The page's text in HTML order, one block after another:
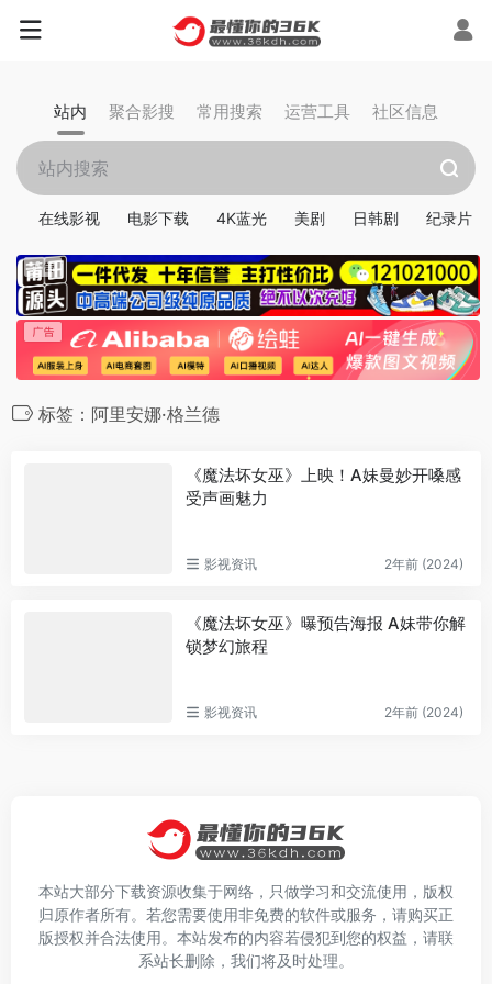
站内 聚合影搜 常用搜索 运营工具 社区信息
在线影视 电影下载 4K蓝光 美剧 日韩剧 纪录片
标签：阿里安娜·格兰德
《魔法坏女巫》上映！A妹曼妙开嗓感
受声画魅力
影视资讯 2年前 (2024)
《魔法坏女巫》曝预告海报 A妹带你解
锁梦幻旅程
影视资讯 2年前 (2024)
本站大部分下载资源收集于网络，只做学习和交流使用，版权
归原作者所有。若您需要使用非免费的软件或服务，请购买正
版授权并合法使用。本站发布的内容若侵犯到您的权益，请联
系站长删除，我们将及时处理。